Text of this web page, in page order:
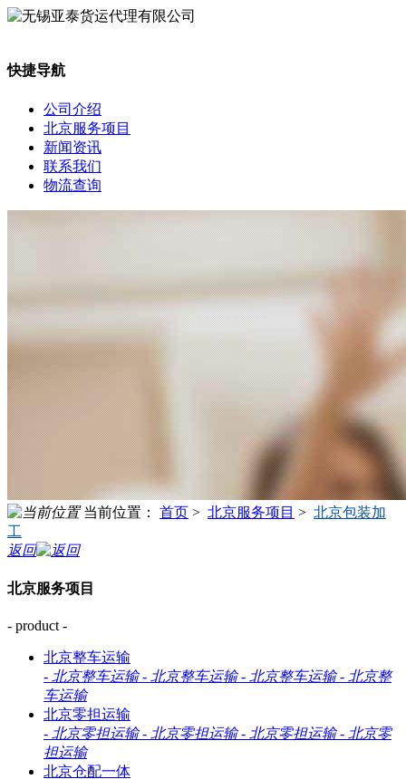
快捷导航
公司介绍
北京服务项目
新闻资讯
联系我们
物流查询
当前位置： 首页 > 北京服务项目 > 北京包装加
工
返回
北京服务项目
- product -
北京整车运输
- 北京整车运输 - 北京整车运输 - 北京整车运输 - 北京整
车运输
北京零担运输
- 北京零担运输 - 北京零担运输 - 北京零担运输 - 北京零
担运输
北京仓配一体